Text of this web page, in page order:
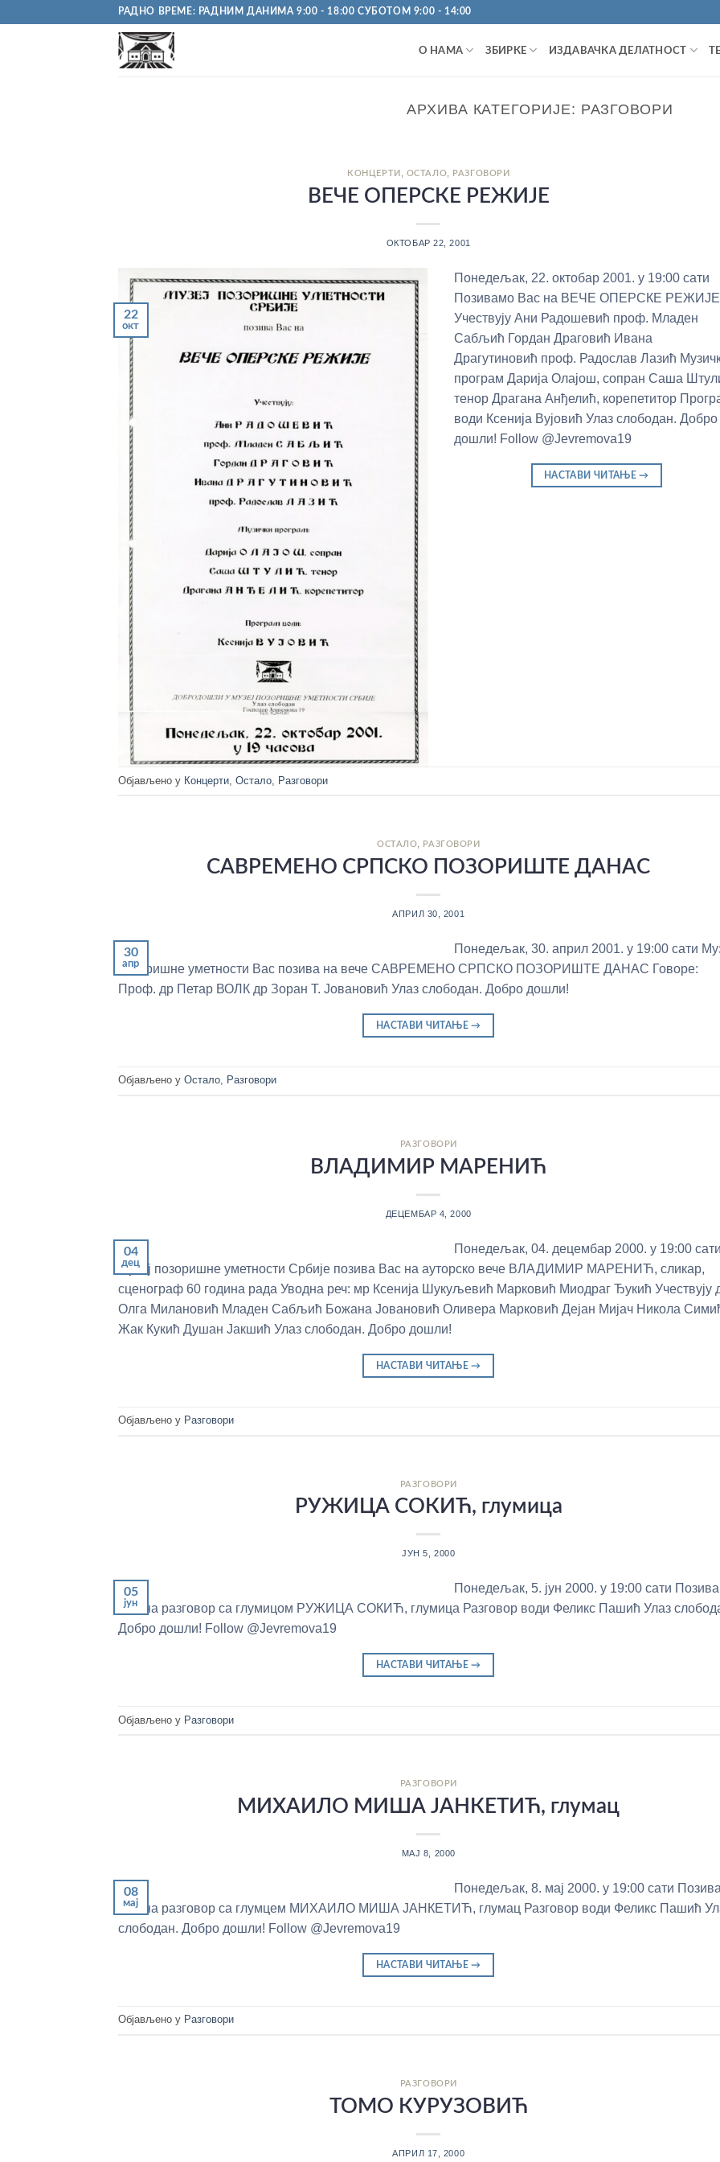
РАДНО ВРЕМЕ: РАДНИМ ДАНИМА 9:00 - 18:00 СУБОТОМ 9:00 - 14:00
О НАМА ЗБИРКЕ ИЗДАВАЧКА ДЕЛАТНОСТ
АРХИВА КАТЕГОРИЈЕ: РАЗГОВОРИ
КОНЦЕРТИ ОСТАЛО РАЗГОВОРИ
ВЕЧЕ ОПЕРСКЕ РЕЖИЈЕ
ОКТОБАР 22, 2001
22
окт
Понедељак, 22. октобар 2001. у 19:00 сати
Позивамо Вас на ВЕЧЕ ОПЕРСКЕ РЕЖИЈЕ
Учествују Ани Радошевић проф. Младен
Сабљић Гордан Драговић Ивана
Драгутиновић проф. Радослав Лазић
програм Дарија Олајош, сопран Саша
тенор Драгана Анђелић, корепетитор
води Ксенија Вујовић Улаз слободан. Добро
дошли! Follow @Jevremova19
НАСТАВИ ЧИТАЊЕ→
Објављено у Концерти Остало Разговори
ОСТАЛО РАЗГОВОРИ
САВРЕМЕНО СРПСКО ПОЗОРИШТЕ ДАНАС
АПРИЛ 30, 2001
30
апр
Понедељак, 30. април 2001. у 19:00 сати
позоришне уметности Вас позива на вече САВРЕМЕНО СРПСКО ПОЗОРИШТЕ ДАНАС Говоре:
Проф. др Петар ВОЛК др Зоран Т. Јовановић Улаз слободан. Добро дошли!
НАСТАВИ ЧИТАЊЕ→
Објављено у Остало, Разговори
РАЗГОВОРИ
ВЛАДИМИР МАРЕНИЋ
ДЕЦЕМБАР 4, 2000
04
дец
Понедељак, 04. децембар 2000. у 19:00 сати
Музеј позоришне уметности Србије позива Вас на ауторско вече ВЛАДИМИР МАРЕНИЋ, сликар,
сценограф 60 година рада Уводна реч: мр Ксенија Шукуљевић Марковић Миодраг Ђукић Учествују
Олга Милановић Младен Сабљић Божана Јовановић Оливера Марковић Дејан Мијач Никола
Жак Кукић Душан Јакшић Улаз слободан. Добро дошли!
НАСТАВИ ЧИТАЊЕ→
Објављено у Разговори
РАЗГОВОРИ
РУЖИЦА СОКИЋ, глумица
ЈУН 5, 2000
05
јун
Понедељак, 5. јун 2000. у 19:00 сати
Вас на разговор са глумицом РУЖИЦА СОКИЋ, глумица Разговор води Феликс Пашић Улаз
Добро дошли! Follow @Jevremova19
НАСТАВИ ЧИТАЊЕ→
Објављено у Разговори
РАЗГОВОРИ
МИХАИЛО МИША ЈАНКЕТИЋ, глумац
МАЈ 8, 2000
08
мај
Понедељак, 8. мај 2000. у 19:00 сати
Вас на разговор са глумцем МИХАИЛО МИША ЈАНКЕТИЋ, глумац Разговор води Феликс Пашић
слободан. Добро дошли! Follow @Jevremova19
НАСТАВИ ЧИТАЊЕ→
Објављено у Разговори
РАЗГОВОРИ
ТОМО КУРУЗОВИЋ
АПРИЛ 17, 2000